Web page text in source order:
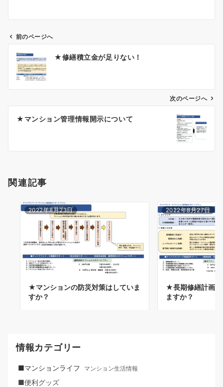
ン
前のページへ
★修繕積立金が足りない！
次のページへ
★マンション管理情報開示について
関連記事
2022年8月23日
★マンションの防災対策はしていま
すか？
2022年8月27日
★長期修繕計画
ますか？
情報カテゴリー
■マンションライフ マンション生活情報
■便利グッズ